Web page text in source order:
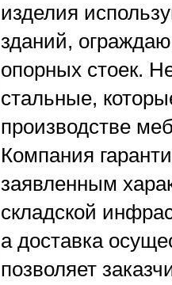
изделия
зданий,
опорных стоек.
стальные,
производстве
Компания
заявленным
складской
а доставка
позволяет